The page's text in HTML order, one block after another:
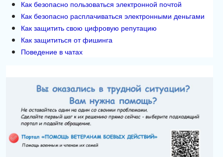
Как безопасно пользоваться электронной почтой
Как безопасно расплачиваться электронными деньгами
Как защитить свою цифровую репутацию
Как защититься от фишинга
Поведение в чатах